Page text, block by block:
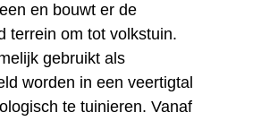
en bouwt er de
terrein om tot volkstuin.
gebruikt als
worden in een veertigtal
te tuinieren. Vanaf